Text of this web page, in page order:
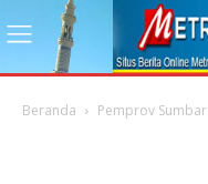
Beranda Pemprov Sumbar